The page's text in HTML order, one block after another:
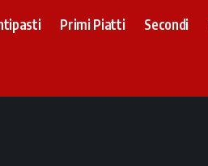
Primi Piatti Secondi